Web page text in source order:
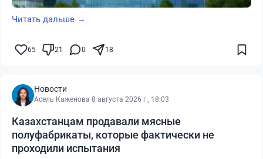
Читать дальше →
65 21 0 18
Новости
Асель Каженова·8 августа 2026 г., 18:03
Казахстанцам продавали мясные
полуфабрикаты, которые фактически не
проходили испытания